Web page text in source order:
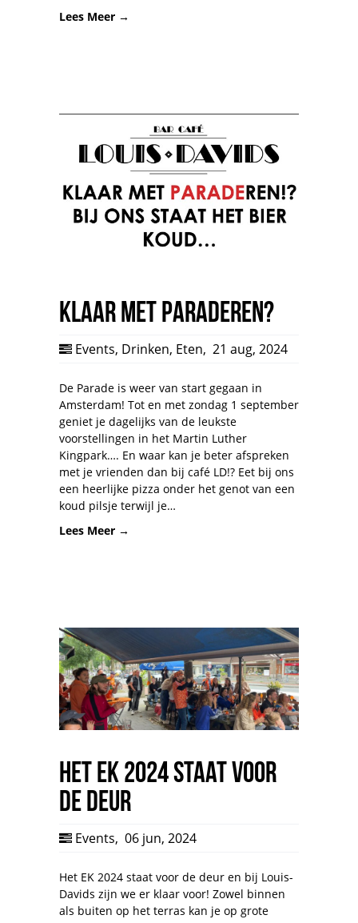
Lees Meer →
Klaar met paraderen?
Events, Drinken, Eten, 21 aug, 2024
De Parade is weer van start gegaan in
Amsterdam! Tot en met zondag 1 september
geniet je dagelijks van de leukste
voorstellingen in het Martin Luther
Kingpark…. En waar kan je beter afspreken
met je vrienden dan bij café LD!? Eet bij ons
een heerlijke pizza onder het genot van een
koud pilsje terwijl je…
Lees Meer →
Het EK 2024 staat voor
de deur
Events, 06 jun, 2024
Het EK 2024 staat voor de deur en bij Louis-
Davids zijn we er klaar voor! Zowel binnen
als buiten op het terras kan je op grote